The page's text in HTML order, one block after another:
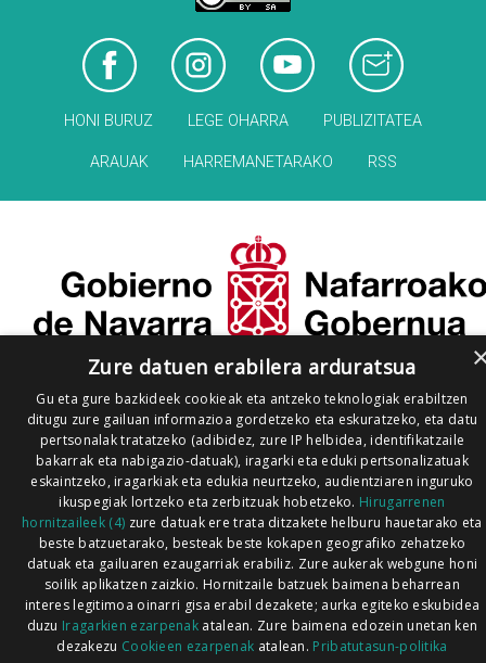
HONI BURUZ LEGE OHARRA PUBLIZITATEA
ARAUAK HARREMANETARAKO RSS
Zure datuen erabilera arduratsua
Gu eta gure bazkideek cookieak eta antzeko teknologiak erabiltzen
ditugu zure gailuan informazioa gordetzeko eta eskuratzeko, eta datu
pertsonalak tratatzeko (adibidez, zure IP helbidea, identifikatzaile
bakarrak eta nabigazio-datuak), iragarki eta eduki pertsonalizatuak
eskaintzeko, iragarkiak eta edukia neurtzeko, audientziaren inguruko
ikuspegiak lortzeko eta zerbitzuak hobetzeko. Hirugarrenen
hornitzaileek (4) zure datuak ere trata ditzakete helburu hauetarako eta
beste batzuetarako, besteak beste kokapen geografiko zehatzeko
datuak eta gailuaren ezaugarriak erabiliz. Zure aukerak webgune honi
soilik aplikatzen zaizkio. Hornitzaile batzuek baimena beharrean
interes legitimoa oinarri gisa erabil dezakete; aurka egiteko eskubidea
duzu Iragarkien ezarpenak atalean. Zure baimena edozein unetan ken
dezakezu Cookieen ezarpenak atalean. Pribatutasun-politika